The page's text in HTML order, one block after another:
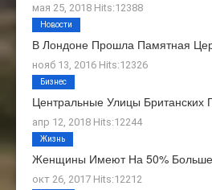
мая 25, 2018 Hits:12388
В Лондоне Прошла Памятная
нояб 13, 2016 Hits:12326
Новости
Центральные Улицы Британских
апр 12, 2018 Hits:12244
Бизнес
Женщины Имеют На 50%
окт 26, 2017 Hits:12212
Жизнь